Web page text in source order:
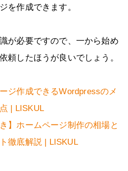
を作成できます。
が必要ですので、一から始め
頼したほうが良いでしょう。
ジ作成できるWordpressのメ
| LISKUL
】ホームページ制作の相場と
徹底解説 | LISKUL